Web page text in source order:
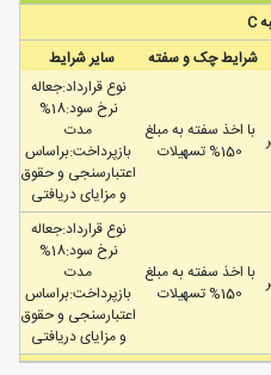
شرایط چک و سفته سایر شرایط
با اخذ سفته به مبلغ
150% تسهیلات
نوع قرارداد:جعاله
نرخ سود:18%
مدت
بازپرداخت:براساس
اعتبارسنجی و حقوق
و مزایای دریافتی
با اخذ سفته به مبلغ
150% تسهیلات
نوع قرارداد:جعاله
نرخ سود:18%
مدت
بازپرداخت:براساس
اعتبارسنجی و حقوق
و مزایای دریافتی